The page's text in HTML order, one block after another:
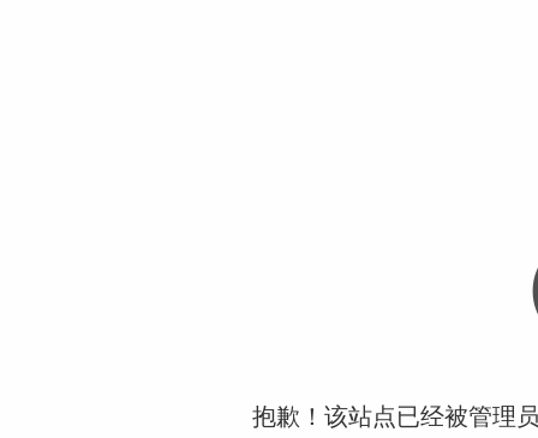
抱歉！该站点已经被管理